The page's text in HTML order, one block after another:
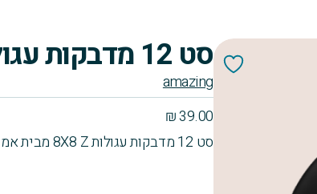
סט 12 מדבקות עגולות 8X8 Z
amazing
₪39.00
סט 12 מדבקות עגולות 8X8 Z מבית אמייזינג